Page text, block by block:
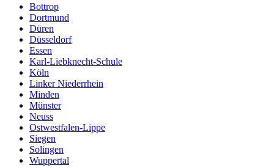
Bottrop
Dortmund
Düren
Düsseldorf
Essen
Karl-Liebknecht-Schule
Köln
Linker Niederrhein
Minden
Münster
Neuss
Ostwestfalen-Lippe
Siegen
Solingen
Wuppertal